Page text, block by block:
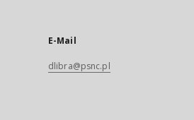
E-Mail
dlibra@psnc.pl